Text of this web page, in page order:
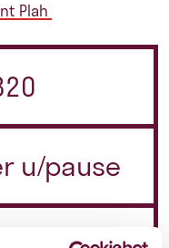
Plah
u/pause
2025